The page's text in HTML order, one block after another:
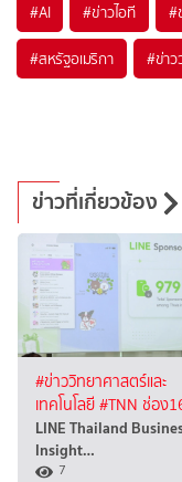
#AI #ข่าวไอที #
#สหรัฐอเมริกา #ข่าว
ข่าวที่เกี่ยวข้อง
#ข่าววิทยาศาสตร์และ
เทคโนโลยี#TNN ช่อง
LINE Thailand
Insight…
7